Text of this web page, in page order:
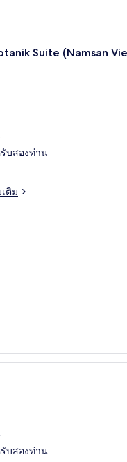
แสง ผ้านวมขนเ
Suite (Namsan
บสองท่าน
ติม
แสง ห้องสวีท | ผ้
บสองท่าน